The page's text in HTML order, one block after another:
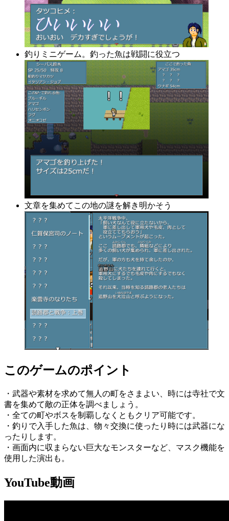
釣りミニゲーム。釣った魚は戦闘に役立つ
文章を集めてこの地の謎を解き明かそう
このゲームのポイント
・武器や素材を求めて無人の町をさまよい、時には寺社で文
書を集めて敵の正体を調べましょう。
・全ての町やボスを制覇しなくともクリア可能です。
・釣りで入手した魚は、物々交換に使ったり時には武器にな
ったりします。
・画面内に収まらない巨大なモンスターなど、マスク機能を
使用した演出も。
YouTube動画